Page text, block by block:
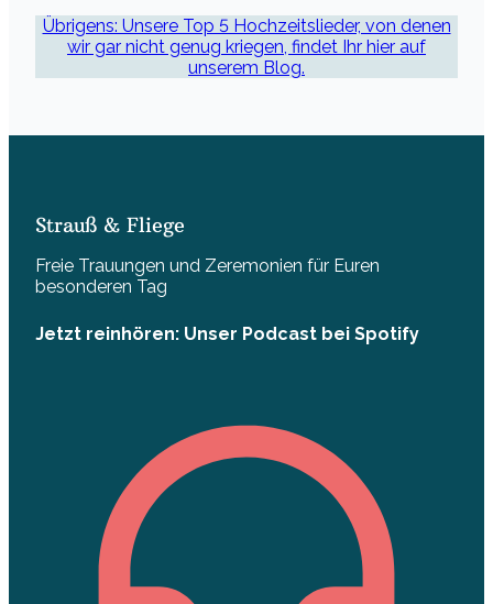
Übrigens: Unsere Top 5 Hochzeitslieder, von denen
wir gar nicht genug kriegen, findet Ihr hier auf
unserem Blog.
Strauß & Fliege
Freie Trauungen und Zeremonien für Euren
besonderen Tag
Jetzt reinhören: Unser Podcast bei Spotify